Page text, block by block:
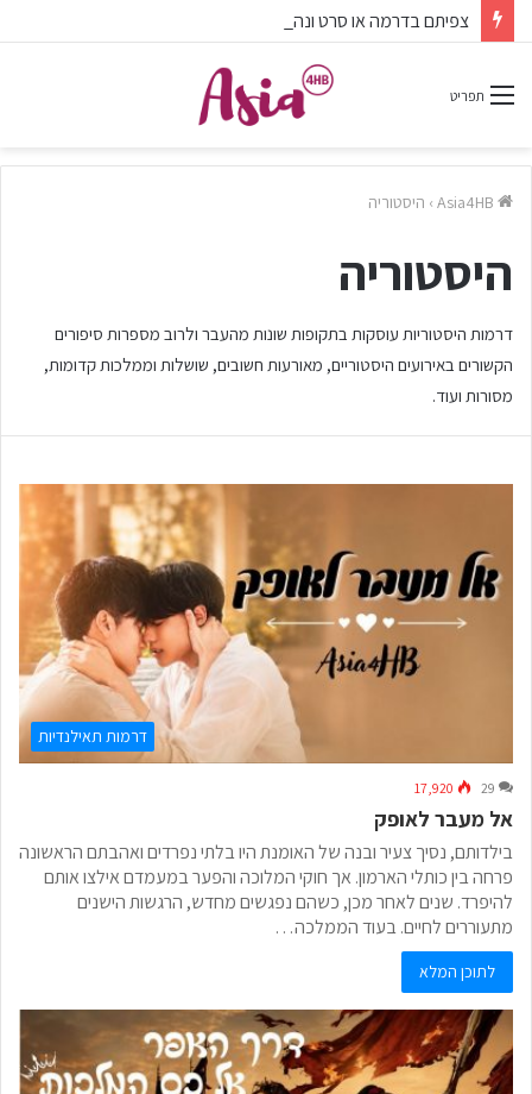
צפיתם בדרמה או סרט ונהניתם? אל תשכחו לפרגן בתגובות.
תפריט
› היסטוריה
היסטוריה
דרמות היסטוריות עוסקות בתקופות שונות מהעבר ולרוב מספרות סיפורים
הקשורים באירועים היסטוריים, מאורעות חשובים, שושלות וממלכות קדומות,
מסורות ועוד.
דרמות תאילנדיות
29
17,920
אל מעבר לאופק
בילדותם, נסיך צעיר ובנה של האומנת היו בלתי נפרדים ואהבתם הראשונה
פרחה בין כותלי הארמון. אך חוקי המלוכה והפער במעמדם אילצו אותם
להיפרד. שנים לאחר מכן, כשהם נפגשים מחדש, הרגשות הישנים
מתעוררים לחיים. בעוד הממלכה…
לתוכן המלא